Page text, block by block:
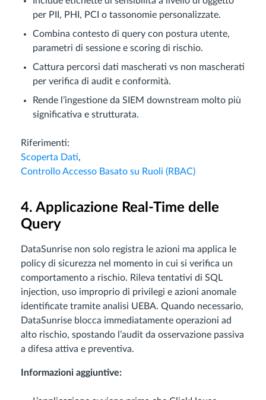
per PII, PHI, PCI o tassonomie personalizzate.
Combina contesto di query con postura utente,
parametri di sessione e scoring di rischio.
Cattura percorsi dati mascherati vs non mascherati
per verifica di audit e conformità.
Rende l’ingestione da SIEM downstream molto più
significativa e strutturata.
Riferimenti:
Scoperta Dati,
Controllo Accesso Basato su Ruoli (RBAC)
4. Applicazione Real-Time delle
Query
DataSunrise non solo registra le azioni ma applica le
policy di sicurezza nel momento in cui si verifica un
comportamento a rischio. Rileva tentativi di SQL
injection, uso improprio di privilegi e azioni anomale
identificate tramite analisi UEBA. Quando necessario,
DataSunrise blocca immediatamente operazioni ad
alto rischio, spostando l’audit da osservazione passiva
a difesa attiva e preventiva.
Informazioni aggiuntive: